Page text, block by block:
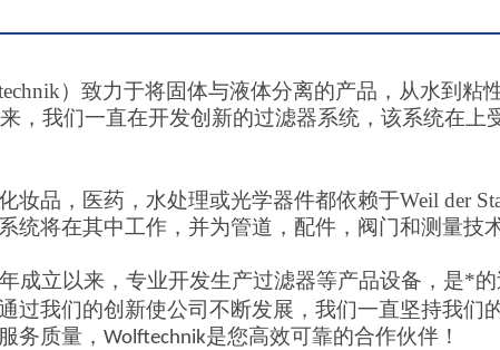
）致力于将固体与液体分离的产品，从水到粘
，我们一直在开发创新的过滤器系统，该系统在上
妆品，医药，水处理或光学器件都依赖于Weil der
统将在其中工作，并为管道，配件，阀门和测量技
年成立以来，专业开发生产过滤器等产品设备，是*
过我们的创新使公司不断发展，我们一直坚持我们
务质量， Wolftechnik是您高效可靠的合作伙伴！